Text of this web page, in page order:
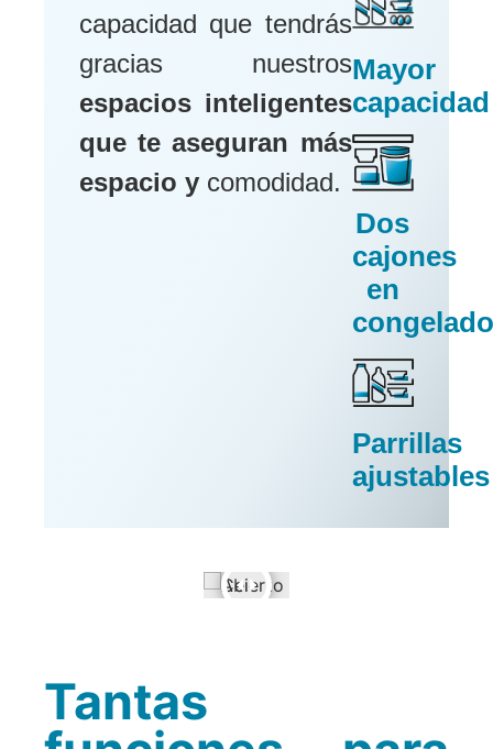
capacidad que tendrás
gracias nuestros
espacios inteligentes
que te aseguran más
espacio y comodidad.
Mayor
capacidad
Dos
cajones
en
Parrillas
ajustables
Tantas